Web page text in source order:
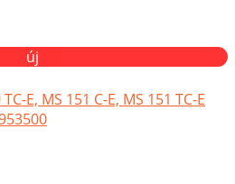
új
E, MS 151 C-E, MS 151 TC-E